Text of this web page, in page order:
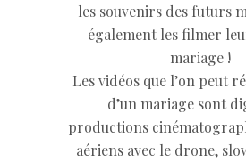
les souvenirs des futurs
également les filmer
mariage !
Les vidéos que l’on peut
d’un mariage sont
productions
aériens avec le drone,